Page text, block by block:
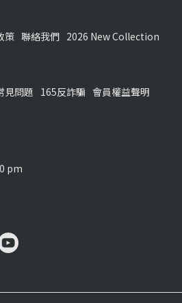
策 聯絡我們 2026 New Collection
見問題 165反詐騙 會員權益聲明
pm